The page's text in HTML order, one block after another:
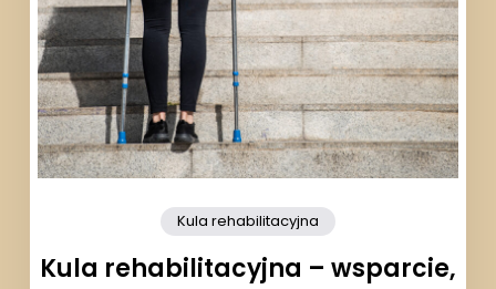
Kula rehabilitacyjna
Kula rehabilitacyjna – wsparcie,